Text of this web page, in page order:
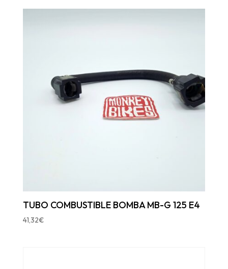
TUBO COMBUSTIBLE BOMBA MB-G 125 E4
41,32€